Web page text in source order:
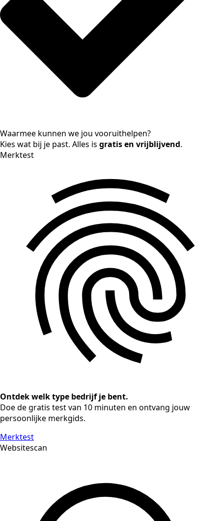
Waarmee kunnen we jou vooruithelpen?
Kies wat bij je past. Alles is gratis en vrijblijvend.
Merktest
Ontdek welk type bedrijf je bent.
Doe de gratis test van 10 minuten en ontvang jouw
persoonlijke merkgids.
Merktest
Websitescan